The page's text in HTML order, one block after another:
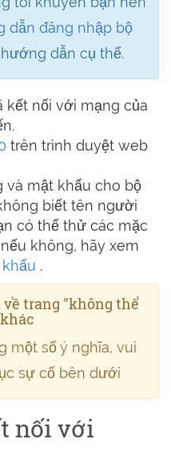
dẫn đăng nhập bộ
dẫn cụ thể.
kết nối với mạng của
trên trình duyệt web
và mật khẩu cho bộ
biết tên người
có thể thử các mặc
không, hãy xem
.
về trang "không thể
một số ý nghĩa, vui
sự cố bên dưới
nối với